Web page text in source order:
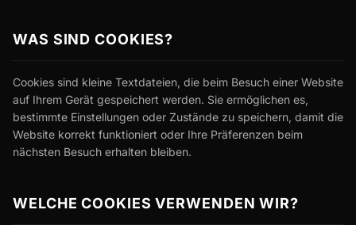
WAS SIND COOKIES?
Cookies sind kleine Textdateien, die beim Besuch einer Website
auf Ihrem Gerät gespeichert werden. Sie ermöglichen es,
bestimmte Einstellungen oder Zustände zu speichern, damit die
Website korrekt funktioniert oder Ihre Präferenzen beim
nächsten Besuch erhalten bleiben.
WELCHE COOKIES VERWENDEN WIR?